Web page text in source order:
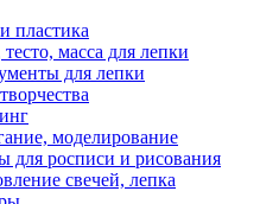
пластика
масса для лепки
для лепки
моделирование
для росписи и рисования
свечей, лепка